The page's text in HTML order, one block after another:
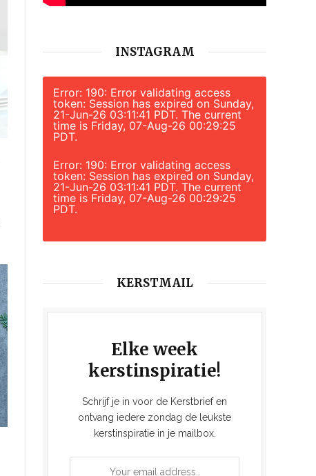
INSTAGRAM
Error: 190: Error validating access
token: Session has expired on Sunday,
21-Jun-26 03:11:41 PDT. The current
time is Friday, 07-Aug-26 00:29:25
PDT.
Error: 190: Error validating access
token: Session has expired on Sunday,
21-Jun-26 03:11:41 PDT. The current
time is Friday, 07-Aug-26 00:29:25
PDT.
KERSTMAIL
Elke week
kerstinspiratie!
Schrijf je in voor de Kerstbrief en
ontvang iedere zondag de leukste
kerstinspiratie in je mailbox.